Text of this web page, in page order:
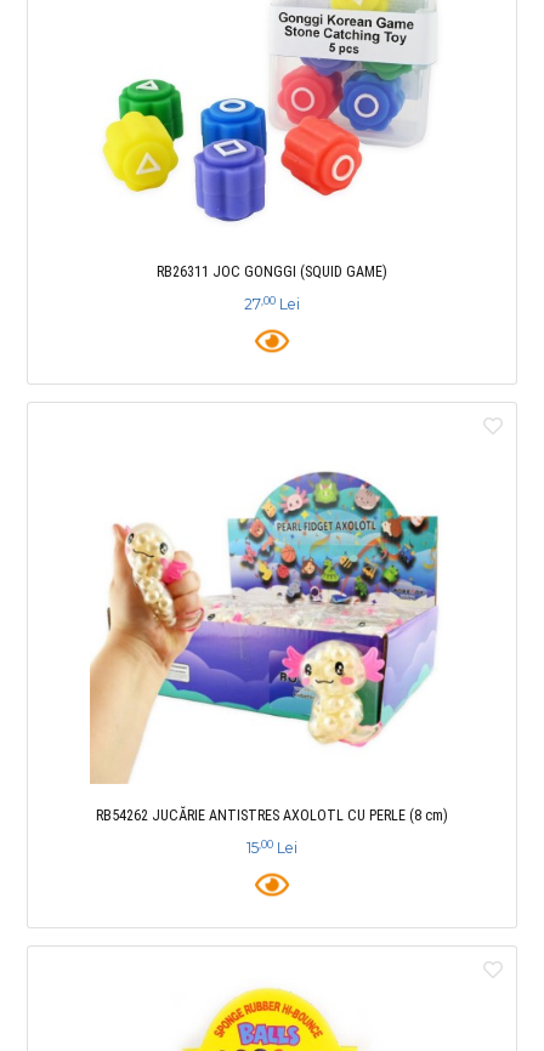
RB26311 JOC GONGGI (SQUID GAME)
27,00 Lei
RB54262 JUCĂRIE ANTISTRES AXOLOTL CU PERLE (8 cm)
15,00 Lei